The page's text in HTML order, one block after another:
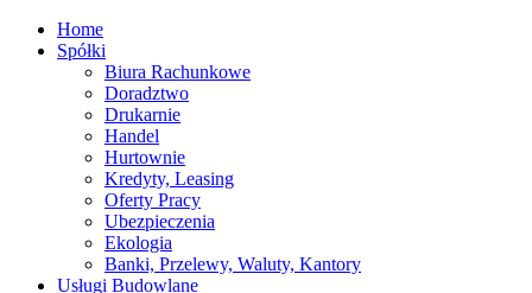
Home
Spółki
Biura Rachunkowe
Doradztwo
Drukarnie
Handel
Hurtownie
Kredyty, Leasing
Oferty Pracy
Ubezpieczenia
Ekologia
Banki, Przelewy, Waluty, Kantory
Usługi Budowlane